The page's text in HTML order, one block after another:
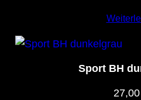
Erforderliche Felder sind
Deine Bewertung*
Deine Rezension
Sport BH
27,00